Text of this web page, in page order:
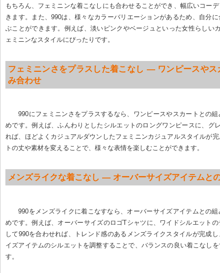
もちろん、フェミニンな着こなしにも合わせることができ、幅広いコー
きます。また、990は、様々なカラーバリエーションがあるため、自分
ぶことができます。例えば、淡いピンクやベージュといった女性らしい
ェミニンなスタイルにぴったりです。
フェミニンさをプラスした着こなし — ワンピースやス
み合わせ
990にフェミニンさをプラスするなら、ワンピースやスカートとの
めです。例えば、ふんわりとしたシルエットのロングワンピースに、グ
れば、ほどよくカジュアルダウンしたフェミニンカジュアルスタイルが
トの丈や素材を変えることで、様々な表情を楽しむことができます。
メンズライクな着こなし — オーバーサイズアイテムと
990をメンズライクに着こなすなら、オーバーサイズアイテムとの
めです。例えば、オーバーサイズのロゴTシャツに、ワイドシルエット
して990を合わせれば、トレンド感のあるメンズライクスタイルが完成
イズアイテムのシルエットを調整することで、バランスの良い着こなし
す。